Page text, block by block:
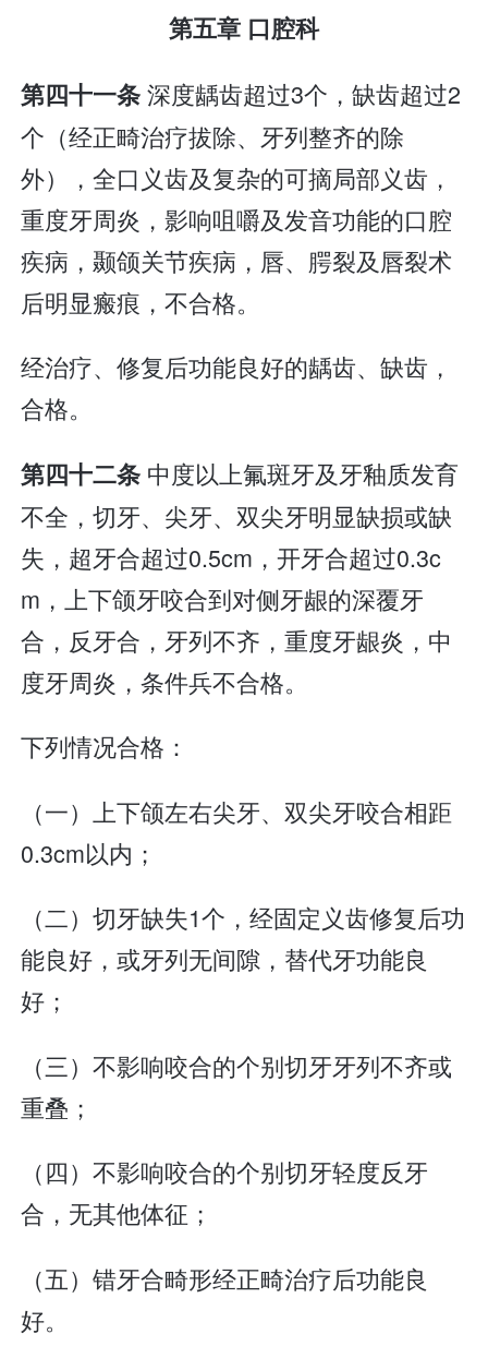
第五章 口腔科
第四十一条深度龋齿超过3个，缺齿超过2
个（经正畸治疗拔除、牙列整齐的除
外），全口义齿及复杂的可摘局部义齿，
重度牙周炎，影响咀嚼及发音功能的口腔
疾病，颞颌关节疾病，唇、腭裂及唇裂术
后明显瘢痕，不合格。
经治疗、修复后功能良好的龋齿、缺齿，
合格。
第四十二条 中度以上氟斑牙及牙釉质发育
不全，切牙、尖牙、双尖牙明显缺损或缺
失，超牙合超过0.5cm，开牙合超过0.3c
m，上下颌牙咬合到对侧牙龈的深覆牙
合，反牙合，牙列不齐，重度牙龈炎，中
度牙周炎，条件兵不合格。
下列情况合格：
（一）上下颌左右尖牙、双尖牙咬合相距
0.3cm以内；
（二）切牙缺失1个，经固定义齿修复后功
能良好，或牙列无间隙，替代牙功能良
好；
（三）不影响咬合的个别切牙牙列不齐或
重叠；
（四）不影响咬合的个别切牙轻度反牙
合，无其他体征；
（五）错牙合畸形经正畸治疗后功能良
好。